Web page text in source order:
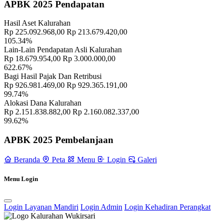
RT/RW 11 November 2021
APBK 2025 Pendapatan
Hasil Aset Kalurahan
Rp 225.092.968,00 Rp 213.679.420,00
105.34%
Lain-Lain Pendapatan Asli Kalurahan
Rp 18.679.954,00 Rp 3.000.000,00
622.67%
Bagi Hasil Pajak Dan Retribusi
Rp 926.981.469,00 Rp 929.365.191,00
99.74%
Alokasi Dana Kalurahan
Rp 2.151.838.882,00 Rp 2.160.082.337,00
99.62%
APBK 2025 Pembelanjaan
Beranda Peta Menu Login Galeri
Menu Login
Login Layanan Mandiri Login Admin Login Kehadiran Perangkat